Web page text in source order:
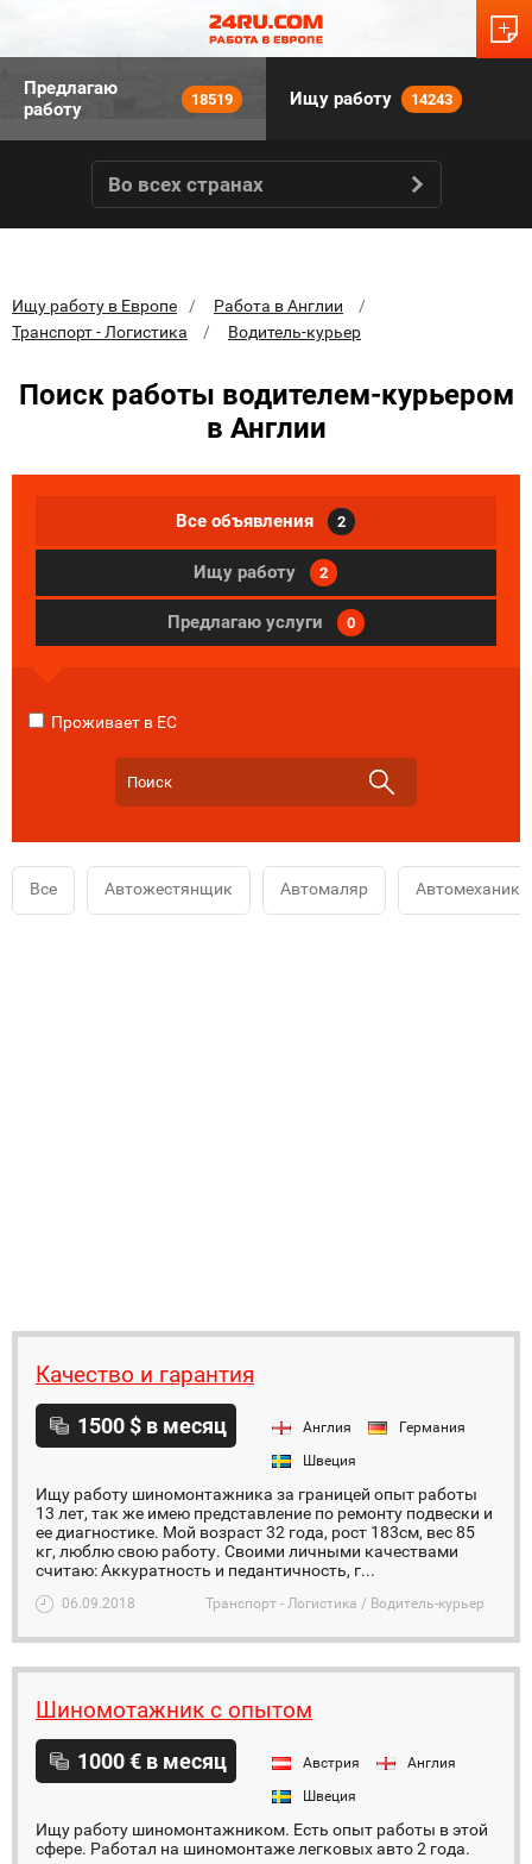
Предлагаю
работу
18519 Ищу работу 14243
Во всех странах
Ищу работу в Европе
Работа в Англии
Транспорт - Логистика
Водитель-курьер
Поиск работы водителем-курьером
в Англии
Все объявления 2
Ищу работу 2
Предлагаю услуги 0
Проживает в ЕС
Все Автожестянщик Автомаляр Автомеханик
Качество и гарантия
1500 $ в месяц Англия
Германия
Швеция
Ищу работу шиномонтажника за границей опыт работы
13 лет, так же имею представление по ремонту подвески и
ее диагностике. Мой возраст 32 года, рост 183см, вес 85
кг, люблю свою работу. Своими личными качествами
считаю: Аккуратность и педантичность, г...
06.09.2018 Транспорт - Логистика / Водитель-курьер
Шиномотажник с опытом
1000 € в месяц Австрия
Англия
Швеция
Ищу работу шиномонтажником. Есть опыт работы в этой
сфере. Работал на шиномонтаже легковых авто 2 года.